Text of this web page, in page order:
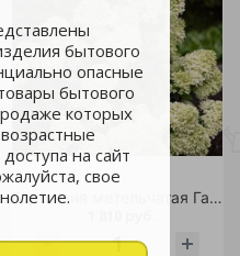
бытового
опасные
бытового
которых
на сайт
свое
Гортензия метельчатая Гарден Лайтс Гринлайт С2 1шт /Garden Lights Greenlight